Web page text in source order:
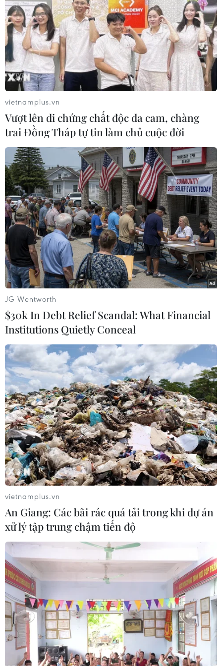
#Sạt lở #Sạt lở bờ sông
#Nam Kênh 10 Châu Phú
An Giang
Theo dõi VietnamPlus
TIN LIÊN QUAN
Ứng phó với sạt lở: Đồng Tháp triển khai
các giải pháp mềm, 'thuận thiên'
05/06/2026 00:40
Toàn tỉnh Đồng Tháp đang triển khai 148 công trình xử lý
sạt lở bờ sông, kênh rạch với tổng chiều dài hơn 15,4km,
tổng kinh phí trên 2.318 tỷ đồng.
Cần Thơ tìm lời giải căn cơ cho bài toán
sạt lở bờ sông, kênh rạch
28/05/2026 07:35
Cần Thơ thực hiện phương châm "bốn tại chỗ," huy
vietnamplus.vn
Vượt lên di chứng chất độc da cam, chàng
trai Đồng Tháp tự tin làm chủ cuộc đời
JG Wentworth
$30k In Debt Relief Scandal: What Financial
Institutions Quietly Conceal
vietnamplus.vn
An Giang: Các bãi rác quá tải trong khi dự án
xử lý tập trung chậm tiến độ